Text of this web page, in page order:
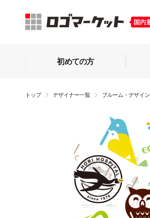
初めての方
トップ デザイナー一覧 ブルーム・デザイン